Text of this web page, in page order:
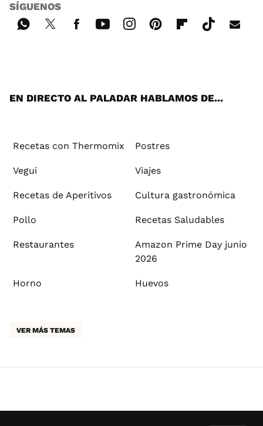
SÍGUENOS
EN DIRECTO AL PALADAR HABLAMOS DE...
Recetas con Thermomix Postres
Vegui Viajes
Recetas de Aperitivos Cultura gastronómica
Pollo Recetas Saludables
Restaurantes
Amazon Prime Day junio
2026
Horno Huevos
VER MÁS TEMAS